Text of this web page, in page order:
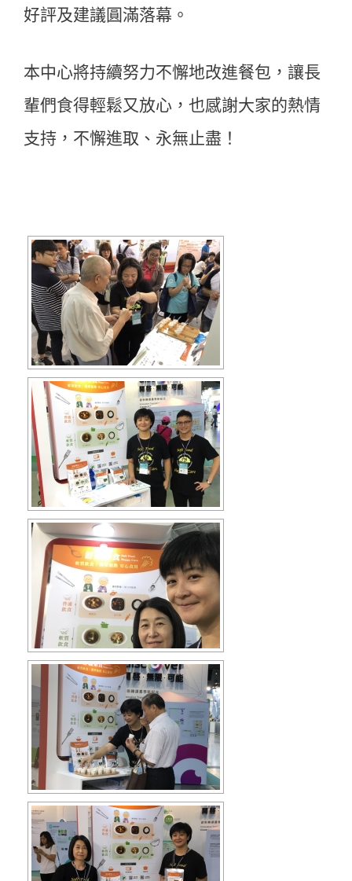
好評及建議圓滿落幕。
本中心將持續努力不懈地改進餐包，讓長
輩們食得輕鬆又放心，也感謝大家的熱情
支持，不懈進取、永無止盡！